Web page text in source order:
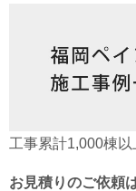
工事累計1,000棟以
お見積りのご依頼